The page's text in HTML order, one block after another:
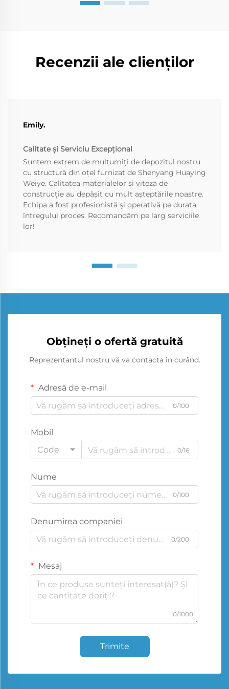
Recenzii ale clienților
Emily.
Calitate și Serviciu Excepțional
Suntem extrem de mulțumiți de depozitul nostru
cu structură din oțel furnizat de Shenyang Huaying
Weiye. Calitatea materialelor și viteza de
construcție au depășit cu mult așteptările noastre.
Echipa a fost profesionistă și operativă pe durata
întregului proces. Recomandăm pe larg serviciile
lor!
Obțineți o ofertă gratuită
Reprezentantul nostru vă va contacta în curând.
Adresă de e-mail
0/100
Mobil
Code
0/16
Nume
0/100
Denumirea companiei
0/200
Mesaj
0/1000
Trimite